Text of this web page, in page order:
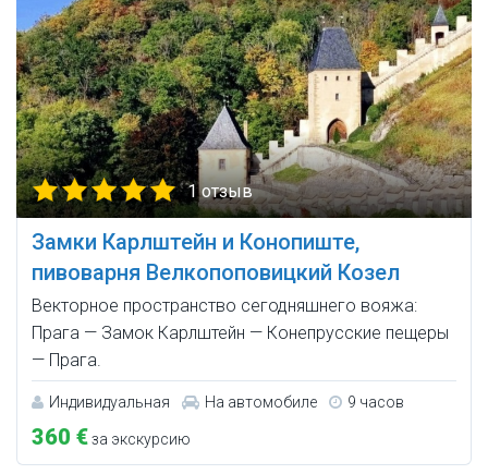
1 отзыв
Замки Карлштейн и Конопиште,
пивоварня Велкопоповицкий Козел
Векторное пространство сегодняшнего вояжа:
Прага — Замок Карлштейн — Конепрусские пещеры
— Прага.
Индивидуальная На автомобиле 9 часов
360 €за экскурсию